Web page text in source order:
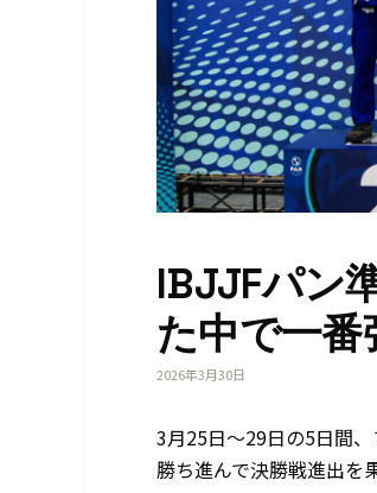
IBJJFパン
た中で一番
2026年3月30日
3月25日～29日の5日間
勝ち進んで決勝戦進出を